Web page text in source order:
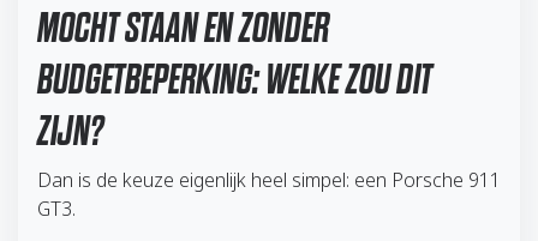
MOCHT STAAN EN ZONDER
BUDGETBEPERKING: WELKE ZOU DIT
ZIJN?
Dan is de keuze eigenlijk heel simpel: een Porsche 911
GT3.